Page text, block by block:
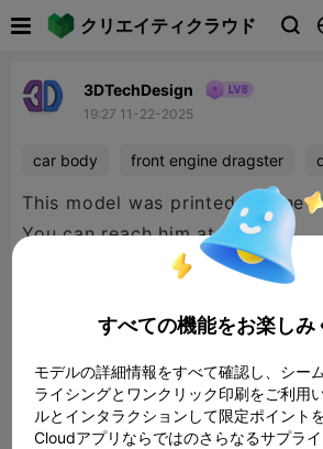
クリエイティクラウド 
3DTechDesign
19:27 11-22-2025
car body front engine dragster
This model was printed by one
You can reach him at
https://www.facebook.com/
すべての機能をお楽しみ
モデルの詳細情報をすべて確認し、シー
ライシングとワンクリック印刷をご利用
ルとインタラクションして限定ポイント
Cloudアプリならではのさらなるサプラ